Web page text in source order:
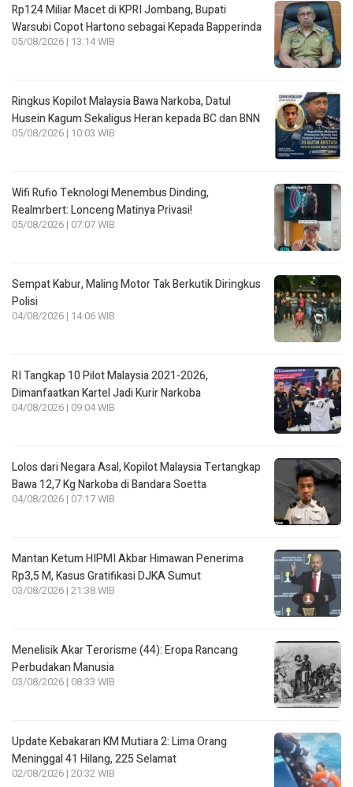
Rp124 Miliar Macet di KPRI Jombang, Bupati
Warsubi Copot Hartono sebagai Kepada Bapperinda
05/08/2026 | 13:14 WIB
Ringkus Kopilot Malaysia Bawa Narkoba, Datul
Husein Kagum Sekaligus Heran kepada BC dan BNN
05/08/2026 | 10:03 WIB
Wifi Rufio Teknologi Menembus Dinding,
Realmrbert: Lonceng Matinya Privasi!
05/08/2026 | 07:07 WIB
Sempat Kabur, Maling Motor Tak Berkutik Diringkus
Polisi
04/08/2026 | 14:06 WIB
RI Tangkap 10 Pilot Malaysia 2021-2026,
Dimanfaatkan Kartel Jadi Kurir Narkoba
04/08/2026 | 09:04 WIB
Lolos dari Negara Asal, Kopilot Malaysia Tertangkap
Bawa 12,7 Kg Narkoba di Bandara Soetta
04/08/2026 | 07:17 WIB
Mantan Ketum HIPMI Akbar Himawan Penerima
Rp3,5 M, Kasus Gratifikasi DJKA Sumut
03/08/2026 | 21:38 WIB
Menelisik Akar Terorisme (44): Eropa Rancang
Perbudakan Manusia
03/08/2026 | 08:33 WIB
Update Kebakaran KM Mutiara 2: Lima Orang
Meninggal 41 Hilang, 225 Selamat
02/08/2026 | 20:32 WIB